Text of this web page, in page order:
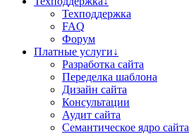
Техподдержка
FAQ
Форум
Платные услуги↓
Разработка сайта
Переделка шаблона
Дизайн сайта
Консультации
Аудит сайта
Семантическое ядро сайта